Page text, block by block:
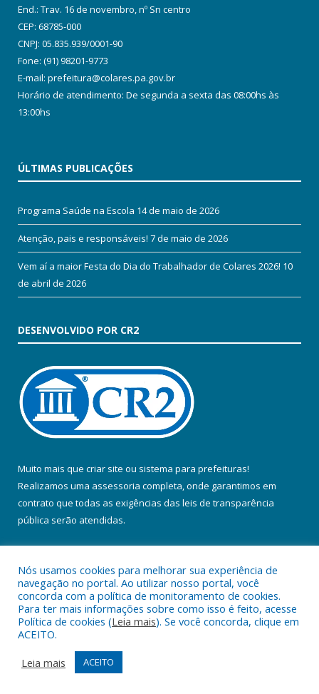
End.: Trav. 16 de novembro, nº Sn centro
CEP: 68785-000
CNPJ: 05.835.939/0001-90
Fone: (91) 98201-9773
E-mail: prefeitura@colares.pa.gov.br
Horário de atendimento: De segunda a sexta das 08:00hs às
13:00hs
ÚLTIMAS PUBLICAÇÕES
Programa Saúde na Escola 14 de maio de 2026
Atenção, pais e responsáveis! 7 de maio de 2026
Vem aí a maior Festa do Dia do Trabalhador de Colares 2026! 10
de abril de 2026
DESENVOLVIDO POR CR2
Muito mais que criar site ou sistema para prefeituras!
Realizamos uma assessoria completa, onde garantimos em
contrato que todas as exigências das leis de transparência
pública serão atendidas.
Todos os direitos reservados a Prefeitura Municipal de Colares.
Mapa do Site
Acessar Área Administrativa
Acessar Webmail
Nós usamos cookies para melhorar sua experiência de
navegação no portal. Ao utilizar nosso portal, você
concorda com a política de monitoramento de cookies.
Para ter mais informações sobre como isso é feito, acesse
Política de cookies (Leia mais). Se você concorda, clique em
ACEITO.
Leia mais
ACEITO